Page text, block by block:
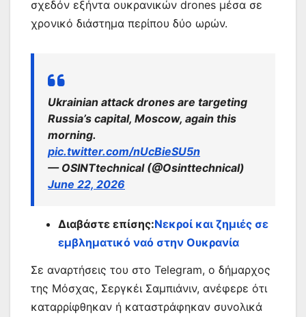
σχεδόν εξήντα ουκρανικών drones μέσα σε
χρονικό διάστημα περίπου δύο ωρών.
Ukrainian attack drones are targeting
Russia’s capital, Moscow, again this
morning.
pic.twitter.com/nUcBieSU5n
— OSINTtechnical (@Osinttechnical)
June 22, 2026
Διαβάστε επίσης:Νεκροί και ζημιές σε
εμβληματικό ναό στην Ουκρανία
Σε αναρτήσεις του στο Telegram, ο δήμαρχος
της Μόσχας, Σεργκέι Σαμπιάνιν, ανέφερε ότι
καταρρίφθηκαν ή καταστράφηκαν συνολικά